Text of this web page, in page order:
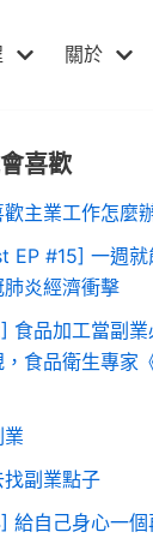
關於
喜歡
主業工作怎麼
EP #15] 一週就
肺炎經濟衝擊
食品加工當副業
食品衛生專家
副業點子
給自己身心一